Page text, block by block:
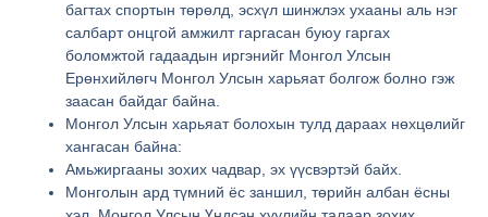
багтах спортын төрөлд, эсхүл шинжлэх ухааны аль нэг
салбарт онцгой амжилт гаргасан буюу гаргах
боломжтой гадаадын иргэнийг Монгол Улсын
Ерөнхийлөгч Монгол Улсын харьяат болгож болно гэж
заасан байдаг байна.
Монгол Улсын харьяат болохын тулд дараах нөхцөлийг
хангасан байна:
Амьжиргааны зохих чадвар, эх үүсвэртэй байх.
Монголын ард түмний ёс заншил, төрийн албан ёсны